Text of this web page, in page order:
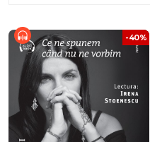
-40%